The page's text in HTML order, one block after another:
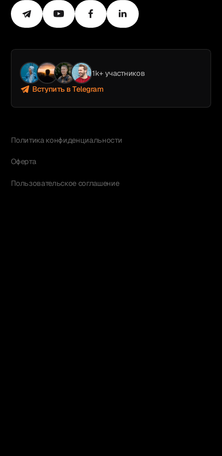
1k+ участников
Вступить в Telegram
Политика конфиденциальности
Оферта
Пользовательское соглашение